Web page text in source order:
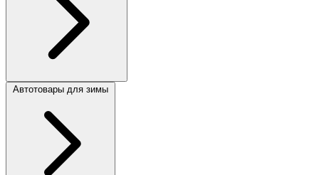
Автотовары для зимы